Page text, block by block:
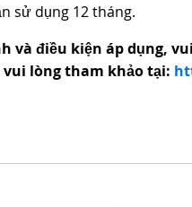
sử dụng 12 tháng.
điều kiện áp dụng,
lòngtham khảo tại: